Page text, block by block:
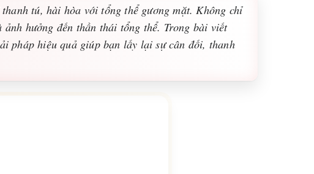
tú, hài hòa với tổng thể gương mặt. Không chỉ
hưởng đến thần thái tổng thể. Trong bài viết
pháp hiệu quả giúp bạn lấy lại sự cân đối, thanh